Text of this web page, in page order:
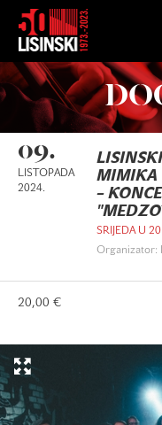
09.
LISTOPADA
2024.
MIMIKA
–
SRIJEDA U
Organizator:
20,00 €